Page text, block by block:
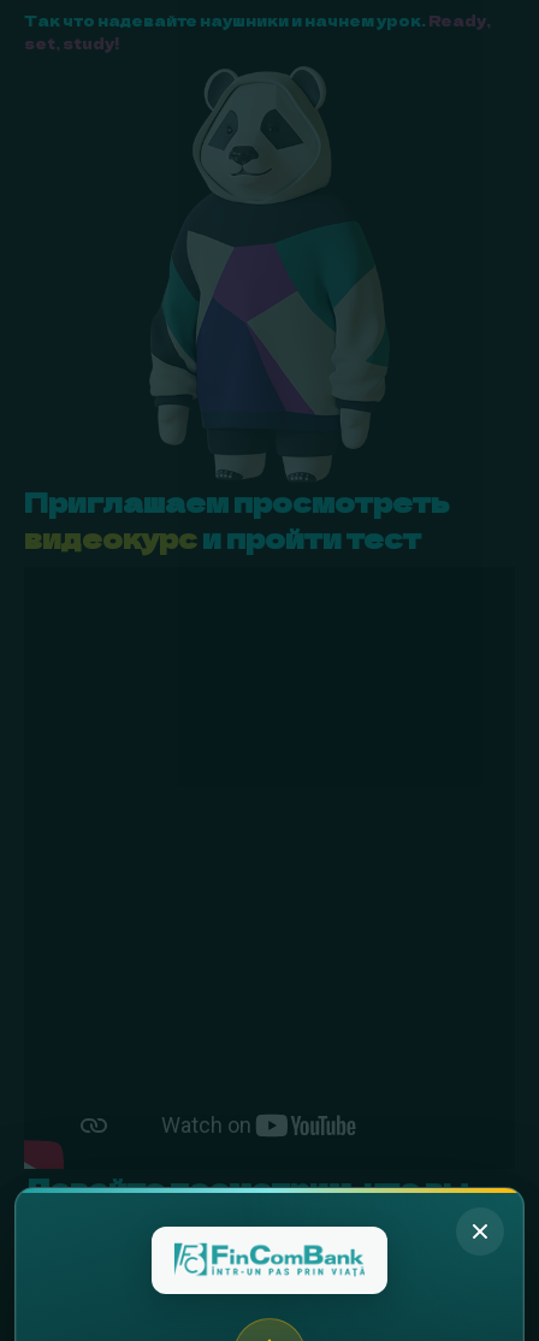
Так что надевайте наушники и начнем урок. Ready,
set, study!
Приглашаем просмотреть
видеокурси пройти тест
Давайте посмотрим, что вы
освоили!Удачи!
несколькоответов
1. Что такое банковская карта, и как на